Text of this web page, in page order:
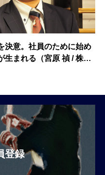
決意。社員のために始め
生まれる（宮原 禎 / 株式
締役）
登録